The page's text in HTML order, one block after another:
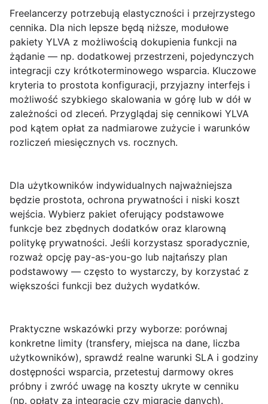
Freelancerzy potrzebują elastyczności i przejrzystego
cennika. Dla nich lepsze będą niższe, modułowe
pakiety YLVA z możliwością dokupienia funkcji na
żądanie — np. dodatkowej przestrzeni, pojedynczych
integracji czy krótkoterminowego wsparcia. Kluczowe
kryteria to prostota konfiguracji, przyjazny interfejs i
możliwość szybkiego skalowania w górę lub w dół w
zależności od zleceń. Przyglądaj się cennikowi YLVA
pod kątem opłat za nadmiarowe zużycie i warunków
rozliczeń miesięcznych vs. rocznych.
Dla użytkowników indywidualnych najważniejsza
będzie prostota, ochrona prywatności i niski koszt
wejścia. Wybierz pakiet oferujący podstawowe
funkcje bez zbędnych dodatków oraz klarowną
politykę prywatności. Jeśli korzystasz sporadycznie,
rozważ opcję pay-as-you-go lub najtańszy plan
podstawowy — często to wystarczy, by korzystać z
większości funkcji bez dużych wydatków.
Praktyczne wskazówki przy wyborze: porównaj
konkretne limity (transfery, miejsca na dane, liczba
użytkowników), sprawdź realne warunki SLA i godziny
dostępności wsparcia, przetestuj darmowy okres
próbny i zwróć uwagę na koszty ukryte w cenniku
(np. opłaty za integracje czy migrację danych).